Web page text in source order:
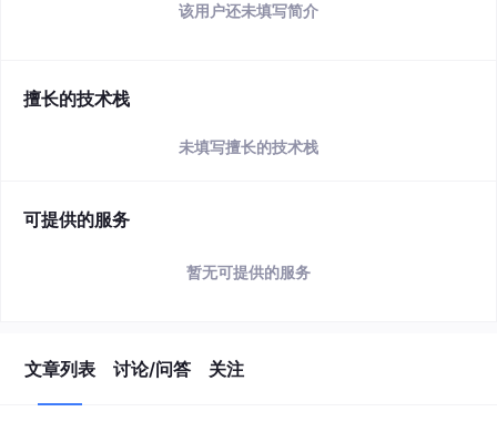
该用户还未填写简介
擅长的技术栈
未填写擅长的技术栈
可提供的服务
暂无可提供的服务
文章列表 讨论/问答 关注